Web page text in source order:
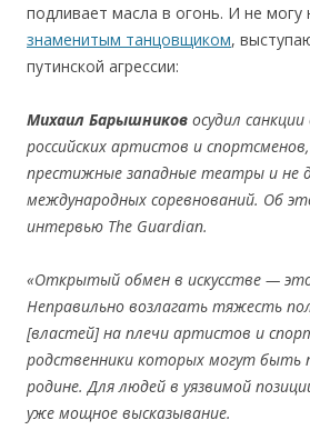
подливает масла в огонь. И не могу
знаменитым танцовщиком,
путинcкой агреccии:
Михаил Барышников осудил
российских артистов и
престижные западные театры и не
международных соревнований. Об
интервью The Guardian.
«Открытый обмен в искусстве —
Неправильно возлагать тяжесть
[властей] на плечи артистов и
родственники которых могут быть
родине. Для людей в уязвимой
уже мощное высказывание.